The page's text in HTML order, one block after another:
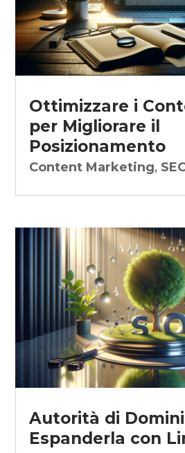
Ottimizzare i
per Migliorare il
Posizionamento
Content Marketing,
Autorità di
Espanderla con